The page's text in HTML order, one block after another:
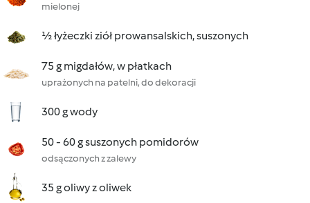
mielonej
½ łyżeczki ziół prowansalskich, suszonych
75 g migdałów, w płatkach
uprażonych na patelni, do dekoracji
300 g wody
50 - 60 g suszonych pomidorów
odsączonych z zalewy
35 g oliwy z oliwek